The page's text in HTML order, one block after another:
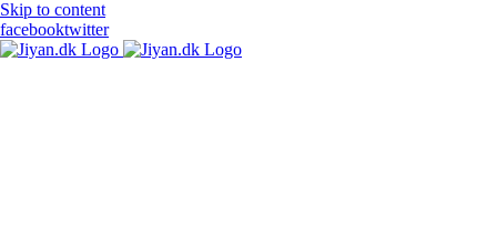
Skip to content
facebooktwitter